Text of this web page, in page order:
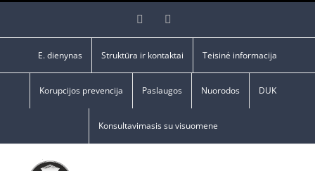
Facebook
E. dienynas Struktūra ir kontaktai Teisinė informacija
Korupcijos prevencija Paslaugos Nuorodos DUK
Konsultavimasis su visuomene